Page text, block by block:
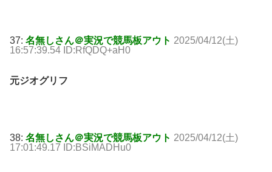
37: 名無しさん＠実況で競馬板アウト 2025/04/12(土)
16:57:39.54 ID:RfQDQ+aH0
元ジオグリフ
38: 名無しさん＠実況で競馬板アウト 2025/04/12(土)
17:01:49.17 ID:BSiMADHu0